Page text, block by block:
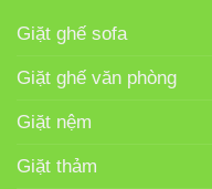
Giặt ghế sofa
Giặt ghế văn phòng
Giặt nệm
Giặt thảm